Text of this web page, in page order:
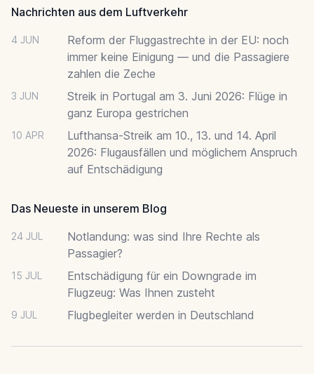
Nachrichten aus dem Luftverkehr
4 JUN
Reform der Fluggastrechte in der EU: noch
immer keine Einigung — und die Passagiere
zahlen die Zeche
3 JUN
Streik in Portugal am 3. Juni 2026: Flüge in
ganz Europa gestrichen
10 APR
Lufthansa-Streik am 10., 13. und 14. April
2026: Flugausfällen und möglichem Anspruch
auf Entschädigung
Das Neueste in unserem Blog
24 JUL
Notlandung: was sind Ihre Rechte als
Passagier?
15 JUL
Entschädigung für ein Downgrade im
Flugzeug: Was Ihnen zusteht
9 JUL Flugbegleiter werden in Deutschland